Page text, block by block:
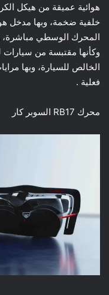
هوائية عميقة من هيكل
خلفية ضخمة، وبها مدخل
المحرك الوسطي مباشرة،
وكأنها مقتبسة من سيارات
الخالص للسيارة، وبها
فعلية .
محرك RB17 السوبر كار